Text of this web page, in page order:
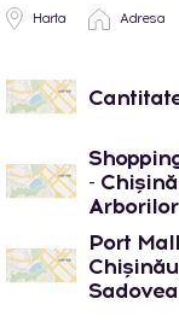
Harta Adresa
-
Arborilor
Port